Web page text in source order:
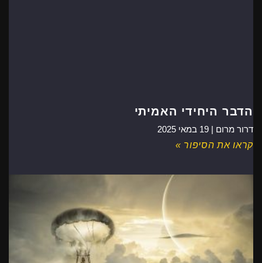
הדבר היחידי האמיתי
דרור מרום | 19 במאי 2025
קראו את הסיפור »